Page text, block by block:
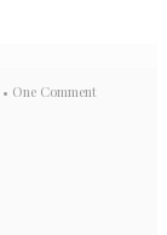
• One Comment